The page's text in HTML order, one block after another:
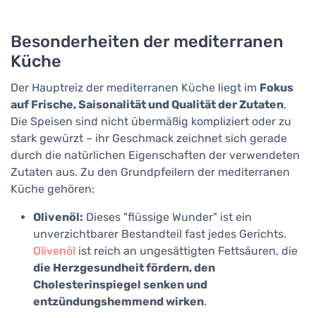
Besonderheiten der mediterranen
Küche
Der Hauptreiz der mediterranen Küche liegt im Fokus
auf Frische, Saisonalität und Qualität der Zutaten.
Die Speisen sind nicht übermäßig kompliziert oder zu
stark gewürzt – ihr Geschmack zeichnet sich gerade
durch die natürlichen Eigenschaften der verwendeten
Zutaten aus. Zu den Grundpfeilern der mediterranen
Küche gehören:
Olivenöl: Dieses "flüssige Wunder" ist ein
unverzichtbarer Bestandteil fast jedes Gerichts.
Olivenöl ist reich an ungesättigten Fettsäuren, die
die Herzgesundheit fördern, den
Cholesterinspiegel senken und
entzündungshemmend wirken.